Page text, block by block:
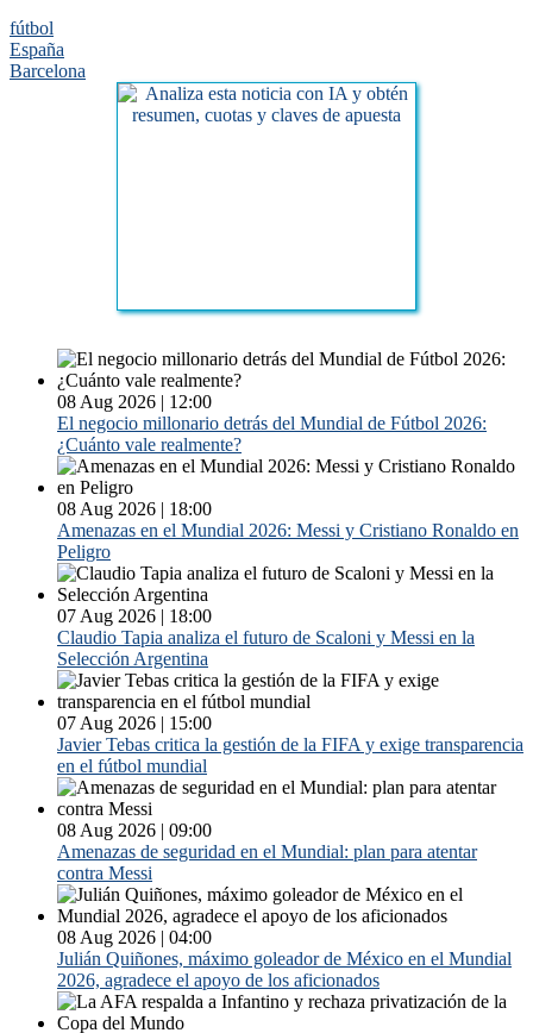
fútbol
España
Barcelona
08 Aug 2026 | 12:00
El negocio millonario detrás del Mundial de Fútbol 2026:
¿Cuánto vale realmente?
08 Aug 2026 | 18:00
Amenazas en el Mundial 2026: Messi y Cristiano Ronaldo en
Peligro
07 Aug 2026 | 18:00
Claudio Tapia analiza el futuro de Scaloni y Messi en la
Selección Argentina
07 Aug 2026 | 15:00
Javier Tebas critica la gestión de la FIFA y exige transparencia
en el fútbol mundial
08 Aug 2026 | 09:00
Amenazas de seguridad en el Mundial: plan para atentar
contra Messi
08 Aug 2026 | 04:00
Julián Quiñones, máximo goleador de México en el Mundial
2026, agradece el apoyo de los aficionados